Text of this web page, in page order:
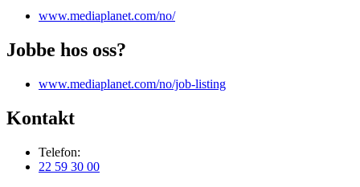
www.mediaplanet.com/no/
Jobbe hos oss?
www.mediaplanet.com/no/job-listing
Kontakt
Telefon:
22 59 30 00